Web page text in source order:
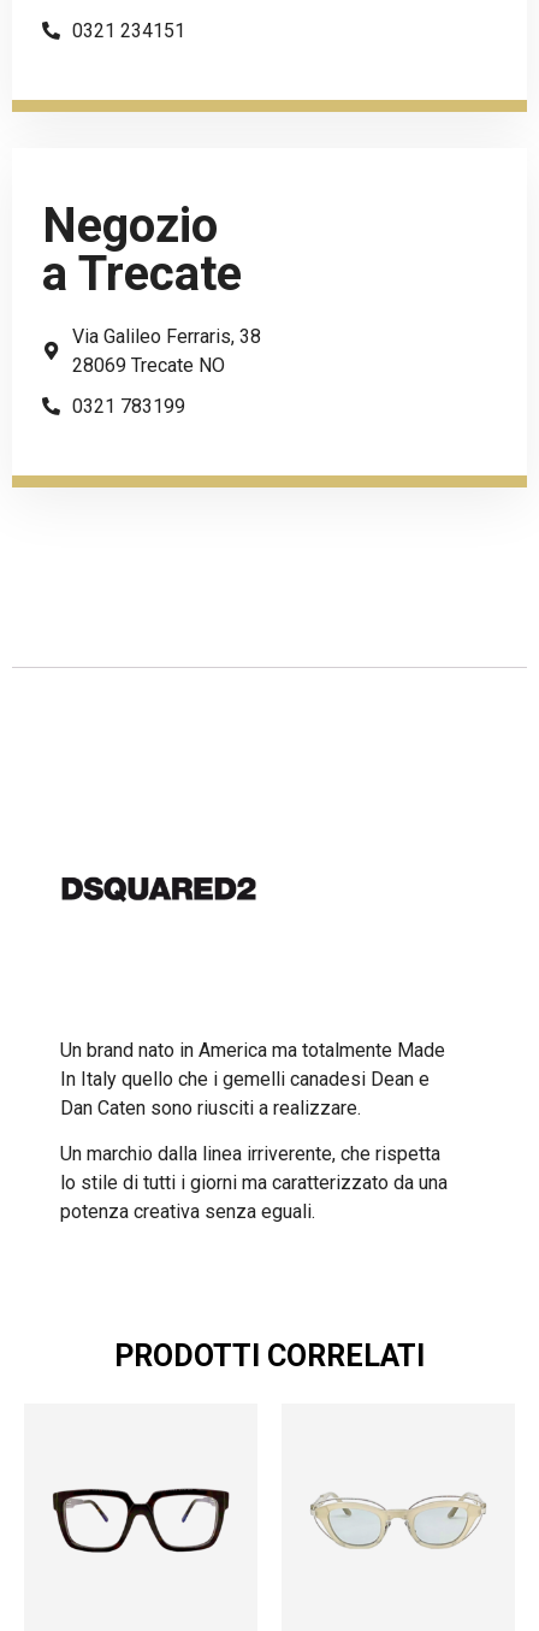
0321 234151
Negozio
a Trecate
Via Galileo Ferraris, 38
28069 Trecate NO
0321 783199
Un brand nato in America ma totalmente Made
In Italy quello che i gemelli canadesi Dean e
Dan Caten sono riusciti a realizzare.
Un marchio dalla linea irriverente, che rispetta
lo stile di tutti i giorni ma caratterizzato da una
potenza creativa senza eguali.
PRODOTTI CORRELATI